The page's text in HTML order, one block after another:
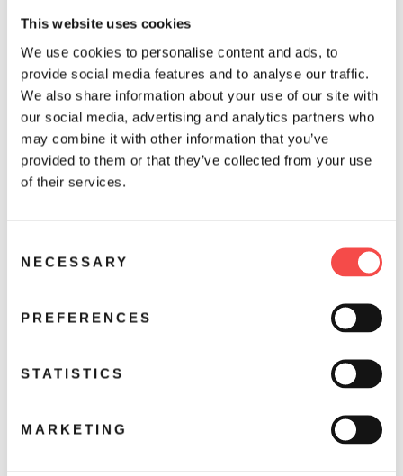
This website uses cookies
We use cookies to personalise content and ads, to
provide social media features and to analyse our traffic.
We also share information about your use of our site with
our social media, advertising and analytics partners who
may combine it with other information that you’ve
provided to them or that they’ve collected from your use
of their services.
NECESSARY
PREFERENCES
STATISTICS
MARKETING
Mehr lesen